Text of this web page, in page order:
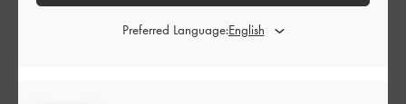
Preferred Language: